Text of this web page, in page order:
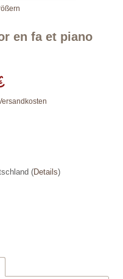
en fa et piano
(Details)